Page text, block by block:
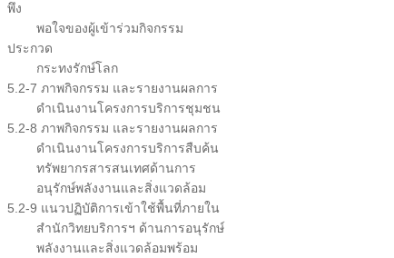
พึง
พอใจของผู้เข้าร่วมกิจกรรม
ประกวด
กระทงรักษ์โลก
5.2-7 ภาพกิจกรรม และรายงานผลการ
ดำเนินงานโครงการบริการชุมชน
5.2-8 ภาพกิจกรรม และรายงานผลการ
ดำเนินงานโครงการบริการสืบค้น
ทรัพยากรสารสนเทศด้านการ
อนุรักษ์พลังงานและสิ่งแวดล้อม
5.2-9 แนวปฏิบัติการเข้าใช้พื้นที่ภายใน
สำนักวิทยบริการฯ ด้านการอนุรักษ์
พลังงานและสิ่งแวดล้อมพร้อม